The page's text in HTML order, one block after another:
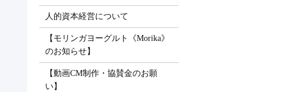
人的資本経営について
【モリンガヨーグルト《Morika》
のお知らせ】
【動画CM制作・協賛金のお願
い】